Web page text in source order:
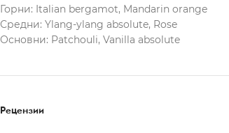
Горни: Italian bergamot, Mandarin orange
Средни: Ylang-ylang absolute, Rose
Основни: Patchouli, Vanilla absolute
Рецензии